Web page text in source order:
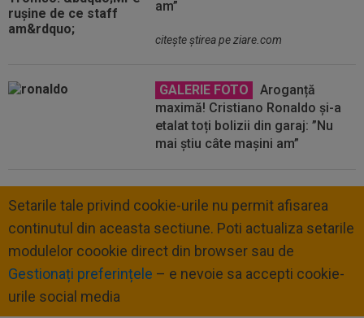
am”
citeşte ştirea pe ziare.com
GALERIE FOTO
Aroganță
maximă! Cristiano Ronaldo și-a
etalat toți bolizii din garaj: ”Nu
mai știu câte mașini am”
Setarile tale privind cookie-urile nu permit afisarea
continutul din aceasta sectiune. Poti actualiza setarile
modulelor coookie direct din browser sau de
Gestionați preferințele – e nevoie sa accepti cookie-
urile social media